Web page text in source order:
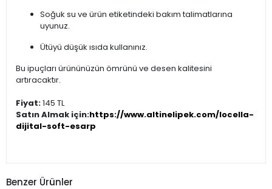
Soğuk su ve ürün etiketindeki bakım talimatlarına
uyunuz.
Ütüyü düşük ısıda kullanınız.
Bu ipuçları ürününüzün ömrünü ve desen kalitesini
artıracaktır.
Fiyat:145 TL
Satın Almak için:https://www.altinelipek.com/locella-
dijital-soft-esarp
Benzer Ürünler